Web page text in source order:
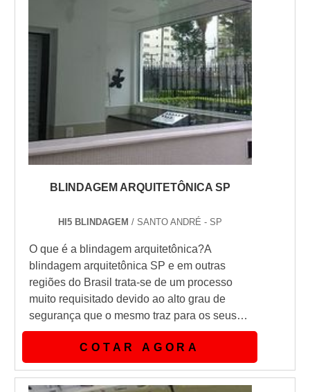
BLINDAGEM ARQUITETÔNICA SP
HI5 BLINDAGEM / SANTO ANDRÉ - SP
O que é a blindagem arquitetônica?A
blindagem arquitetônica SP e em outras
regiões do Brasil trata-se de um processo
muito requisitado devido ao alto grau de
segurança que o mesmo traz para os seus
clientes.A grande vantagem de contratar
uma empresa que seja especializada na
área de blindagem arquitetônica SP, é que
dessa maneira você garante que todos os
COTAR AGORA